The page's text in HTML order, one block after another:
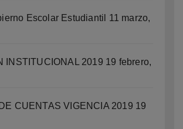
Escolar Estudiantil
11 marzo,
INSTITUCIONAL 2019 19 febrero,
CUENTAS VIGENCIA 2019 19